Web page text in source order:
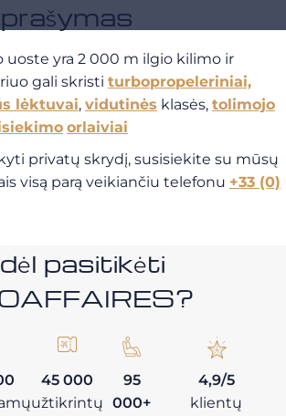
uoste yra 2 000 m ilgio kilimo ir
gali skristi turbopropeleriniai,
lėktuvai, vidutinės klasės, tolimojo
orlaiviai
privatų skrydį, susisiekite su mūsų
visą parą veikiančiu telefonu +33 (0)
pasitikėti
45 000
užtikrintų
95
000+
4,9/5
klientų